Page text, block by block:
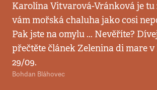
Karolína Vitvarová-Vránková je tu
vám mořská chaluha jako cosi
Pak jste na omylu ... Nevěříte?
přečtěte článek Zelenina di mare v
29/09.
Bohdan Bláhovec